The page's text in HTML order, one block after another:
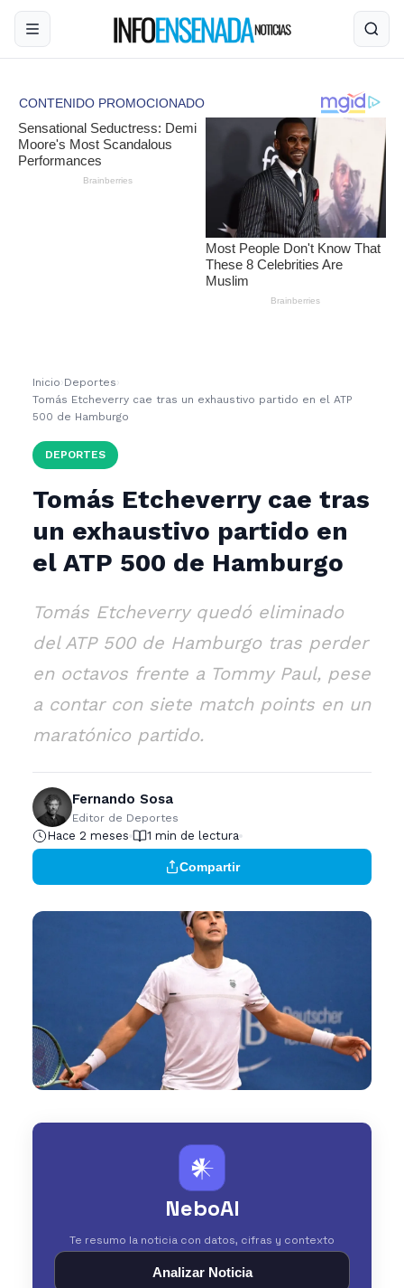
Inicio ›Deportes ›
Tomás Etcheverry cae tras un exhaustivo partido en el ATP
500 de Hamburgo
DEPORTES
Tomás Etcheverry cae tras
un exhaustivo partido en
el ATP 500 de Hamburgo
Tomás Etcheverry quedó eliminado
del ATP 500 de Hamburgo tras perder
en octavos frente a Tommy Paul, pese
a contar con siete match points en un
maratónico partido.
Fernando Sosa
Editor de Deportes
Hace 2 meses 1 min de lectura
Compartir
𒀭
NeboAI
Te resumo la noticia con datos, cifras y contexto
Analizar Noticia